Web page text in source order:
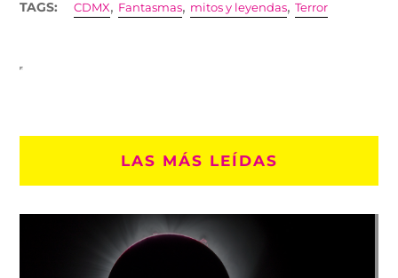
TAGS: CDMX, Fantasmas, mitos y leyendas,Terror
LAS MÁS LEÍDAS